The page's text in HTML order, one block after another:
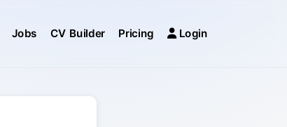
Jobs CV Builder Pricing Login